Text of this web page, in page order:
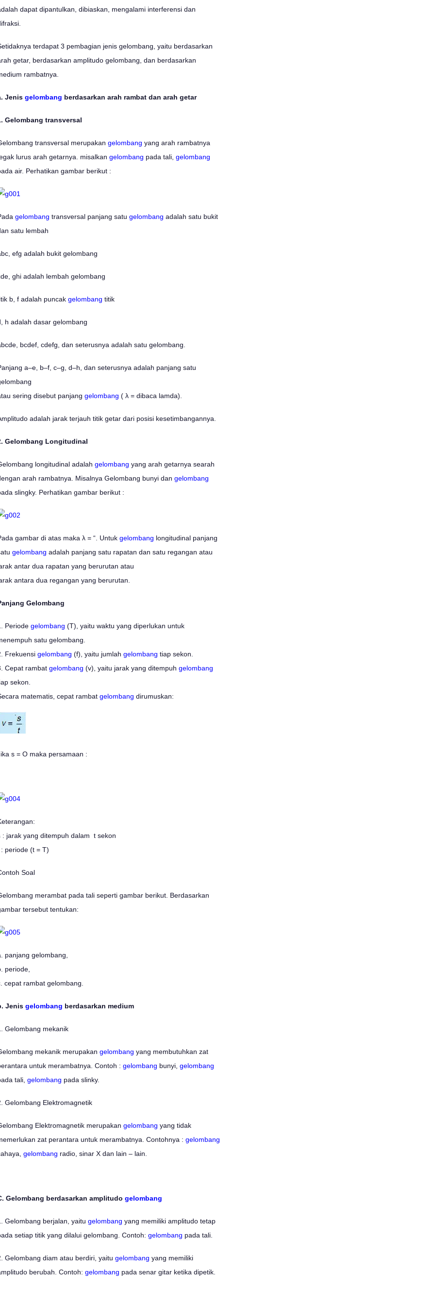
dapat dipantulkan, dibiaskan, mengalami interferensi dan
terdapat 3 pembagian jenis gelombang, yaitu berdasarkan
getar, berdasarkan amplitudo gelombang, dan berdasarkan
rambatnya.
Jenis gelombang berdasarkan arah rambat dan arah getar
Gelombang transversal
transversal merupakan gelombang yang arah rambatnya
lurus arah getarnya. misalkan gelombang pada tali, gelombang
air. Perhatikan gambar berikut :
gelombang transversal panjang satu gelombang adalah satu bukit
satu lembah
efg adalah bukit gelombang
ghi adalah lembah gelombang
b, f adalah puncak gelombang titik
h adalah dasar gelombang
bcdef, cdefg, dan seterusnya adalah satu gelombang.
a–e, b–f, c–g, d–h, dan seterusnya adalah panjang satu
sering disebut panjang gelombang ( λ = dibaca lamda).
adalah jarak terjauh titik getar dari posisi kesetimbangannya.
Gelombang Longitudinal
longitudinal adalah gelombang yang arah getarnya searah
arah rambatnya. Misalnya Gelombang bunyi dan gelombang
slingky. Perhatikan gambar berikut :
gambar di atas maka λ = “. Untuk gelombang longitudinal panjang
gelombang adalah panjang satu rapatan dan satu regangan atau
antar dua rapatan yang berurutan atau
antara dua regangan yang berurutan.
Gelombang
Periode gelombang (T), yaitu waktu yang diperlukan untuk
satu gelombang.
Frekuensi gelombang (f), yaitu jumlah gelombang tiap sekon.
Cepat rambat gelombang (v), yaitu jarak yang ditempuh gelombang
sekon.
matematis, cepat rambat gelombang dirumuskan:
s = O maka persamaan :
: jarak yang ditempuh dalam t sekon
periode (t = T)
Soal
merambat pada tali seperti gambar berikut. Berdasarkan
tersebut tentukan:
panjang gelombang,
periode,
cepat rambat gelombang.
Jenis gelombang berdasarkan medium
Gelombang mekanik
mekanik merupakan gelombang yang membutuhkan zat
untuk merambatnya. Contoh : gelombang bunyi, gelombang
tali, gelombang pada slinky.
Gelombang Elektromagnetik
Elektromagnetik merupakan gelombang yang tidak
zat perantara untuk merambatnya. Contohnya : gelombang
gelombang radio, sinar X dan lain – lain.
Gelombang berdasarkan amplitudo gelombang
Gelombang berjalan, yaitu gelombang yang memiliki amplitudo tetap
setiap titik yang dilalui gelombang. Contoh: gelombang pada tali.
Gelombang diam atau berdiri, yaitu gelombang yang memiliki
berubah. Contoh: gelombang pada senar gitar ketika dipetik.